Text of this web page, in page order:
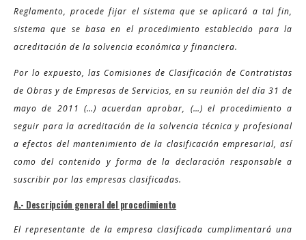
Reglamento, procede fijar el sistema que se aplicará a tal fin,
sistema que se basa en el procedimiento establecido para la
acreditación de la solvencia económica y financiera.
Por lo expuesto, las Comisiones de Clasificación de Contratistas
de Obras y de Empresas de Servicios, en su reunión del día 31 de
mayo de 2011 (…) acuerdan aprobar, (…) el procedimiento a
seguir para la acreditación de la solvencia técnica y profesional
a efectos del mantenimiento de la clasificación empresarial, así
como del contenido y forma de la declaración responsable a
suscribir por las empresas clasificadas.
A.- Descripción general del procedimiento
El representante de la empresa clasificada cumplimentará una